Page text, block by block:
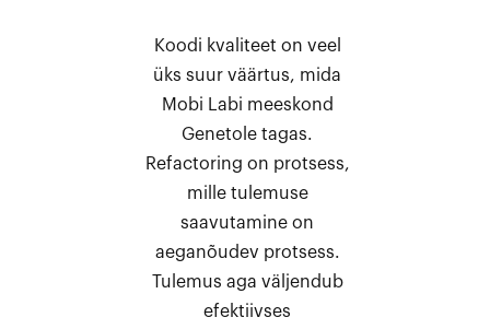
Koodi kvaliteet on veel
üks suur väärtus, mida
Mobi Labi meeskond
Genetole tagas.
Refactoring on protsess,
mille tulemuse
saavutamine on
aeganõudev protsess.
Tulemus aga väljendub
efektiivses